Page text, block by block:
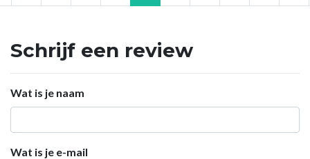
Schrijf een review
Wat is je naam
Wat is je e-mail